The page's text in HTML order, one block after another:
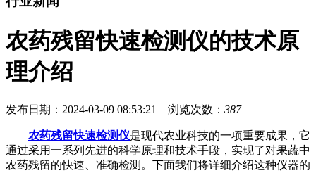
农药残留快速检测仪的技术原
理介绍
发布日期：2024-03-09 08:53:21 浏览次数： 387
农药残留快速检测仪是现代农业科技的一项重要成果，它
通过采用一系列先进的科学原理和技术手段，实现了对果蔬中
农药残留的快速、准确检测。下面我们将详细介绍这种仪器的